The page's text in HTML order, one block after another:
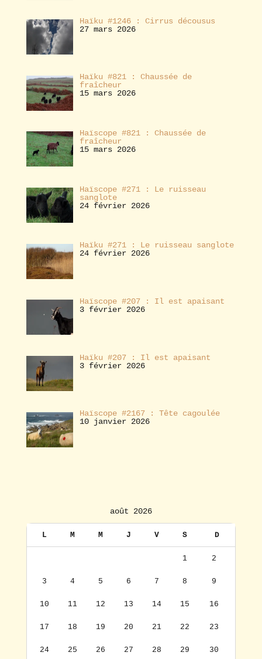
Haïku #1246 : Cirrus décousus
27 mars 2026
Haïku #821 : Chaussée de
fraîcheur
15 mars 2026
Haïscope #821 : Chaussée de
fraîcheur
15 mars 2026
Haïscope #271 : Le ruisseau
sanglote
24 février 2026
Haïku #271 : Le ruisseau sanglote
24 février 2026
Haïscope #207 : Il est apaisant
3 février 2026
Haïku #207 : Il est apaisant
3 février 2026
Haïscope #2167 : Tête cagoulée
10 janvier 2026
août 2026
L M M J V S D
1 2
3 4 5 6 7 8 9
10 11 12 13 14 15 16
17 18 19 20 21 22 23
24 25 26 27 28 29 30